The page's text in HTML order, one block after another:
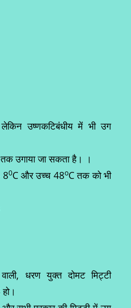
लेकिन उष्णकटिबंधीय में भी उग
उगाया जा सकता है। ।
80C और उच्च 48oC तक को भी
धरण युक्त दोमट मिट्टी